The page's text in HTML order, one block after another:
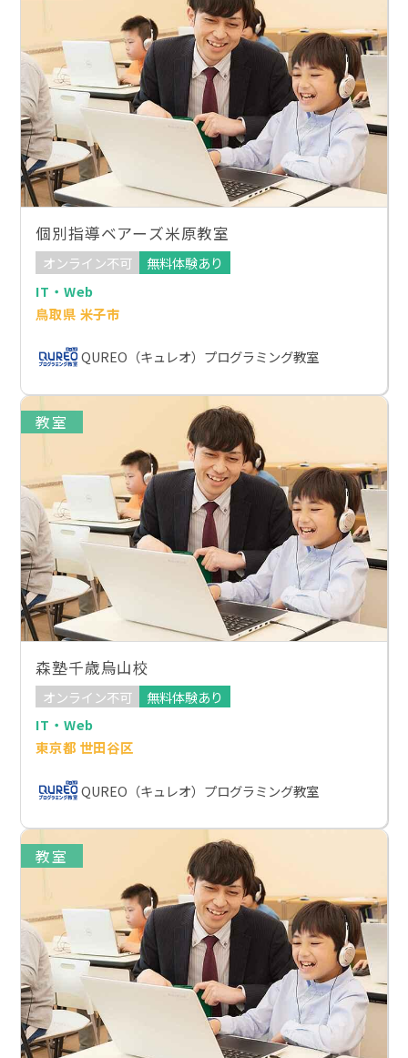
個別指導ベアーズ米原教室
オンライン不可
無料体験あり
IT・Web
鳥取県 米子市
QUREO（キュレオ）プログラミング教室
教室
森塾千歳烏山校
オンライン不可
無料体験あり
IT・Web
東京都 世田谷区
QUREO（キュレオ）プログラミング教室
教室